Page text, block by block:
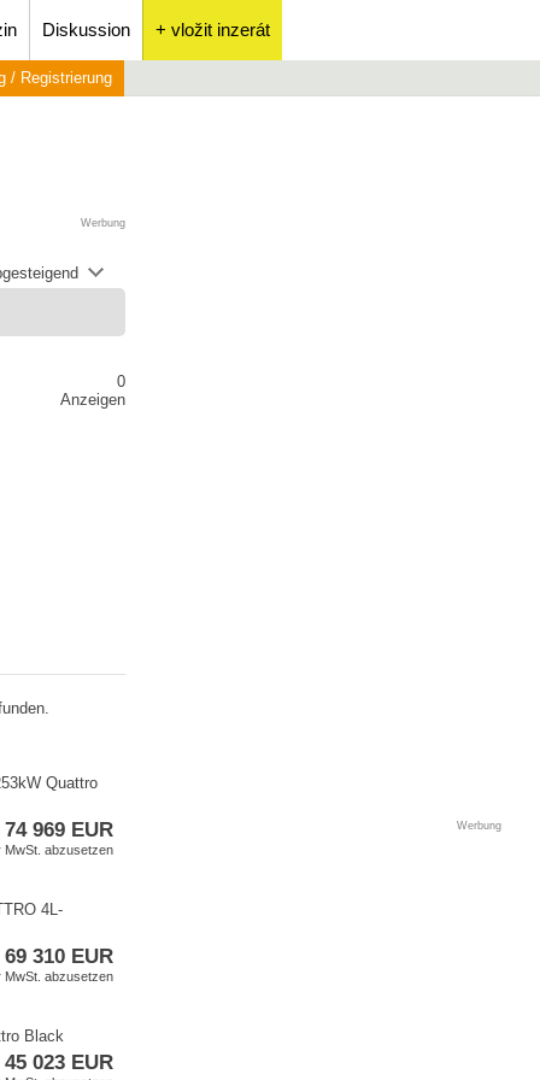
Diskussion + vložit inzerát
/ Registrierung
Werbung
0
Anzeigen
Quattro
74 969 EUR
MwSt. abzusetzen
4L​-
69 310 EUR
MwSt. abzusetzen
Black
45 023 EUR
Werbung